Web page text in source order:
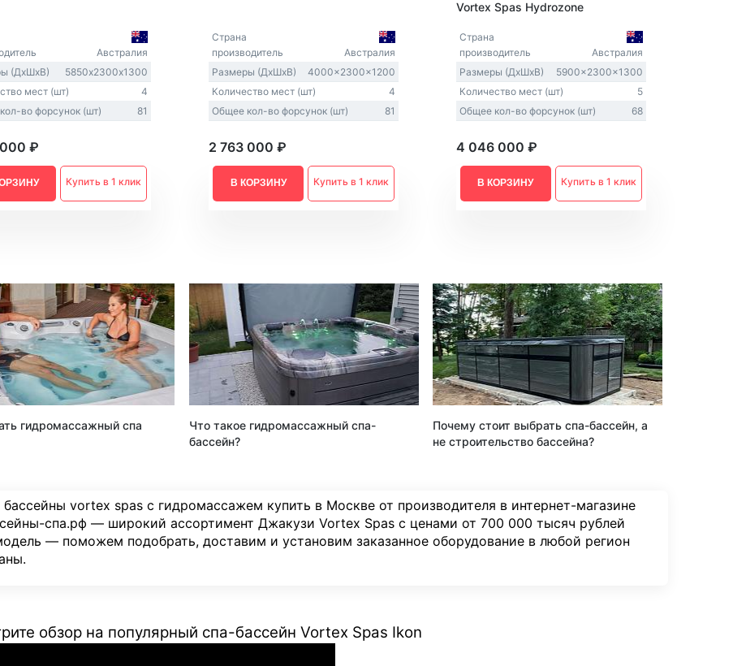
Bigeer
Австралия
(ДxШxВ)
5850х2300х1300
мест (шт)
4
во форсунок (шт)
81
₽
Купить в 1 клик
Страна
производитель
Австралия
Размеры (ДxШxВ)
4000x2300x1200
Количество мест (шт)
4
Общее кол-во форсунок (шт)
81
2 763 000 ₽
В КОРЗИНУ Купить в 1 клик
Vortex Spas Hydrozone
Страна
производитель
Австралия
Размеры (ДxШxВ)
5900x2300x1300
Количество мест (шт)
5
Общее кол-во форсунок (шт)
68
4 046 000 ₽
В КОРЗИНУ Купить в 1 клик
гидромассажный спа
Что такое гидромассажный спа-
бассейн?
Почему стоит выбрать спа-бассейн, а
не строительство бассейна?
бассейны vortex spas с гидромассажем купить в Москве от производителя в интернет-магазине
спа.рф — широкий ассортимент Джакузи Vortex Spas с ценами от 700 000 тысяч рублей
— поможем подобрать, доставим и установим заказанное оборудование в любой регион
обзор на популярный спа-бассейн Vortex Spas Ikon